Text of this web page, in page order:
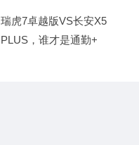
瑞虎7卓越版VS长安X5
PLUS，谁才是通勤+